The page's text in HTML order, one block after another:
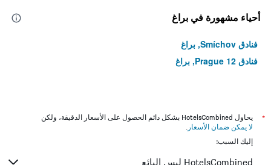
أحياء مشهورة في براغ
فنادق Smíchov, براغ
فنادق Prague 12, براغ
*
يحاول HotelsCombined بشكل دائم الحصول على الأسعار الدقيقة، ولكن
لا يمكن ضمان الأسعار .
إليك السبب:
HotelsCombined ليس البائع